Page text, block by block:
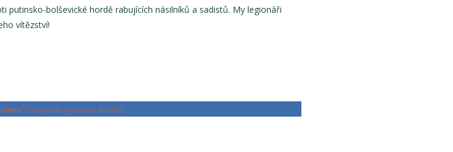
putinsko-bolševické hordě rabujících násilníků a sadistů. My legionáři
vítězství!
(rusky/на русском языке)